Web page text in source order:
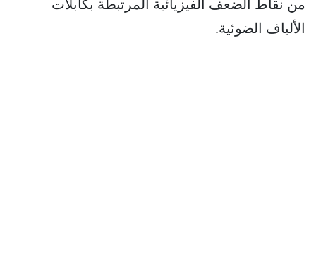
من نقاط الضعف الفيزيائية المرتبطة بكابلات
الألياف الضوئية.